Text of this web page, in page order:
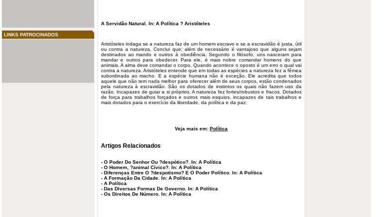
LINKS PATROCINADOS
A Servidão Natural. In: A Política ? Aristóteles
Aristóteles indaga se a natureza faz de um homem escravo e se a escravidão é justa, útil
ou contra a natureza. Conclui que; além de necessário é vantajoso que alguns sejam
destinados ao mando e outros à obediência. Segundo o filósofo, uns nasceram para
mandar e outros para obedecer. Para ele, é mais nobre comandar homens do que
animais. A alma deve comandar o corpo. Quando acontece o oposto é um erro o qual vai
contra a natureza. Aristóteles entende que em todas as espécies a natureza fez a fêmea
subordinada ao macho. E a espécie humana não é exceção. Ele acredita que todos
aquele que não tem nada melhor para oferecer além de seus corpos, estão condenados
pela natureza à escravidão. São os dotados de instintos os quais não fazem uso da
razão. Incapazes de guiar a si próprios. A natureza fez fortes/robustos e fracos. Dotados
de força para trabalhos forçados e outros mais esquios, incapazes de tais trabalhos e
mais dotados para o exercício da liberdade, da política e da paz.
Veja mais em: Política
Artigos Relacionados
- O Poder Do Senhor Ou ?despótico?. In: A Política
- O Homem, ?animal Cívico?. In: A Política
- Diferenças Entre O ?despotismo? E O Poder Político. In: A Política
- A Formação Da Cidade. In: A Política
- A Política
- Das Diversas Formas De Governo. In: A Política
- Os Direitos De Número. In: A Política